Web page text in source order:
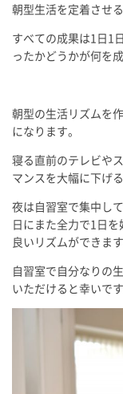
朝型生活を定着させ
すべての成果は1日1
ったかどうかが何を
朝型の生活リズムを
になります。
寝る直前のテレビや
マンスを大幅に下げ
夜は自習室で集中し
日にまた全力で1日
良いリズムができます
自習室で自分なりの
いただけると幸いです